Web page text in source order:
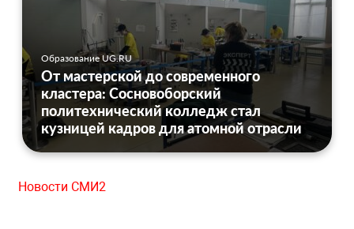
Образование UG.RU
От мастерской до современного
кластера: Сосновоборский
политехнический колледж стал
кузницей кадров для атомной отрасли
Новости СМИ2